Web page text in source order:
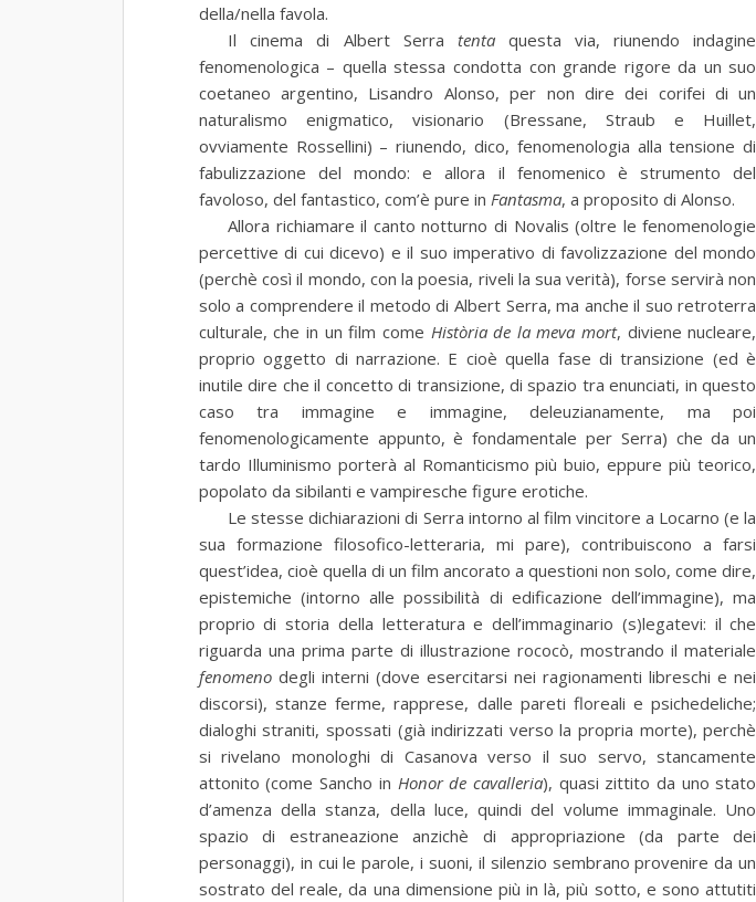
della/nella favola.
Il cinema di Albert Serra tentaquesta via, riunendo indagine
fenomenologica – quella stessa condotta con grande rigore da un suo
coetaneo argentino, Lisandro Alonso, per non dire dei corifei di un
naturalismo enigmatico, visionario (Bressane, Straub e Huillet,
ovviamente Rossellini) – riunendo, dico, fenomenologia alla tensione di
fabulizzazione del mondo: e allora il fenomenico è strumento del
favoloso, del fantastico, com’è pure in Fantasma, a proposito di Alonso.
Allora richiamare il canto notturno di Novalis (oltre le fenomenologie
percettive di cui dicevo) e il suo imperativo di favolizzazione del mondo
(perchè così il mondo, con la poesia, riveli la sua verità), forse servirà non
solo a comprendere il metodo di Albert Serra, ma anche il suo retroterra
culturale, che in un film come Història de la meva mort, diviene nucleare,
proprio oggetto di narrazione. E cioè quella fase di transizione (ed è
inutile dire che il concetto di transizione, di spazio tra enunciati, in questo
caso tra immagine e immagine, deleuzianamente, ma poi
fenomenologicamente appunto, è fondamentale per Serra) che da un
tardo Illuminismo porterà al Romanticismo più buio, eppure più teorico,
popolato da sibilanti e vampiresche figure erotiche.
Le stesse dichiarazioni di Serra intorno al film vincitore a Locarno (e la
sua formazione filosofico-letteraria, mi pare), contribuiscono a farsi
quest’idea, cioè quella di un film ancorato a questioni non solo, come dire,
epistemiche (intorno alle possibilità di edificazione dell’immagine), ma
proprio di storia della letteratura e dell’immaginario (s)legatevi: il che
riguarda una prima parte di illustrazione rococò, mostrando il materiale
fenomenodegli interni (dove esercitarsi nei ragionamenti libreschi e nei
discorsi), stanze ferme, rapprese, dalle pareti floreali e psichedeliche;
dialoghi straniti, spossati (già indirizzati verso la propria morte), perchè
si rivelano monologhi di Casanova verso il suo servo, stancamente
attonito (come Sancho in Honor de cavalleria), quasi zittito da uno stato
d’amenza della stanza, della luce, quindi del volume immaginale. Uno
spazio di estraneazione anzichè di appropriazione (da parte dei
personaggi), in cui le parole, i suoni, il silenzio sembrano provenire da un
sostrato del reale, da una dimensione più in là, più sotto, e sono attutiti